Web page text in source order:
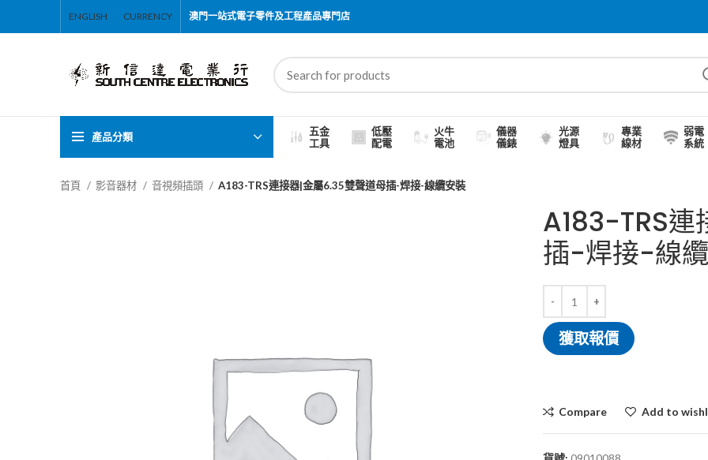
ENGLISH CURRENCY 澳門一站式電子零件及工程產品專門店
產品分類
五金
工具
低壓
配電
火牛
電池
儀器
儀錶
光源
燈具
專業
線材
弱電
系統
首頁 影音器材 音視頻插頭 A183-TRS連接器|金屬6.35雙聲道母插-焊接-線纜安裝
A183-TRS
插-焊接-線
獲取報價
Compare Add to